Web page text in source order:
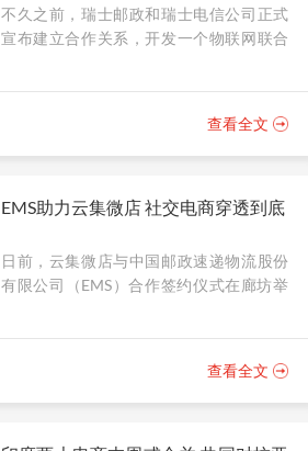
于下单量达到一定量的用户。
不久之前，瑞士邮政和瑞士电信公司正式
宣布建立合作关系，开发一个物联网联合
联网为基础建立更加灵活和智能的服务。
良好的覆盖范围和网络质量至关重要。
查看全文
EMS助力云集微店 社交电商穿透到底
日前，云集微店与中国邮政速递物流股份
有限公司（EMS）合作签约仪式在廊坊举
作的开始，双方在5月5日同步上线了西北
西安仓、华北廊坊仓。其中的西安仓覆盖
查看全文